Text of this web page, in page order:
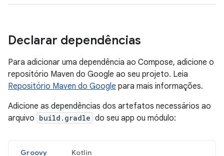
Declarar dependências
Para adicionar uma dependência ao Compose, adicione o
repositório Maven do Google ao seu projeto. Leia
Repositório Maven do Google para mais informações.
Adicione as dependências dos artefatos necessários ao
arquivo build.gradle do seu app ou módulo:
Groovy Kotlin